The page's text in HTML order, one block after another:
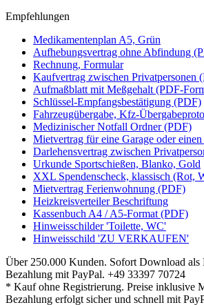
Empfehlungen
Medikamentenplan A5, Grün
Aufhebungsvertrag ohne Abfindung
Rechnung, Formular
Kaufvertrag zwischen Privatpersonen
Aufmaßblatt mit Meßgehalt (PDF-
Schlüssel-Empfangsbestätigung (PDF)
Fahrzeugübergabe, Kfz-
Medizinischer Notfall Ordner (PDF)
Mietvertrag für eine Garage oder
Darlehensvertrag zwischen
Urkunde Sportschießen, Blanko, Gold
XXL Spendenscheck, klassisch (Rot,
Mietvertrag Ferienwohnung (PDF)
Heizkreisverteiler Beschriftung
Kassenbuch A4 / A5-Format (PDF)
Hinweisschilder 'Toilette, WC'
Hinweisschild 'ZU VERKAUFEN'
Über 250.000 Kunden. Sofort Download als
Bezahlung mit PayPal. +49 33397 70724
* Kauf ohne Registrierung. Preise inklusive
Bezahlung erfolgt sicher und schnell mit